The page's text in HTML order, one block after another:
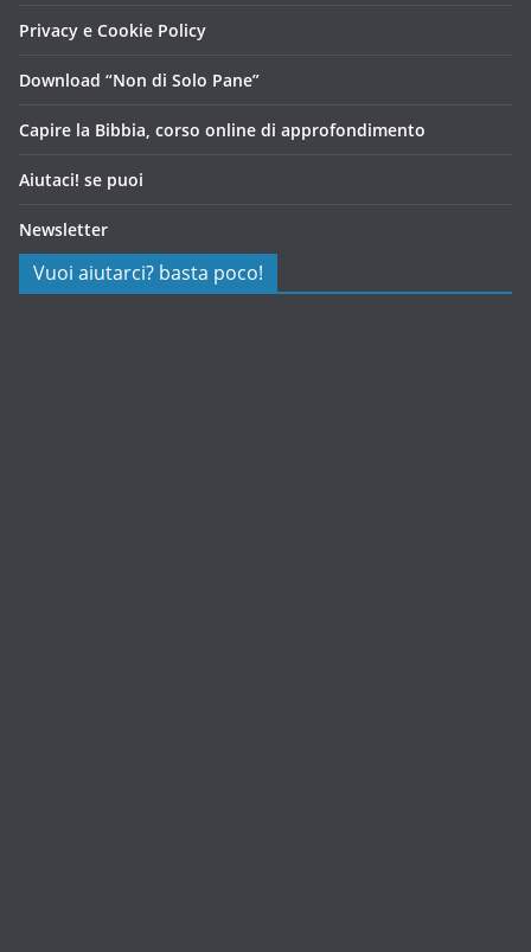
Privacy e Cookie Policy
Download “Non di Solo Pane”
Capire la Bibbia, corso online di approfondimento
Aiutaci! se puoi
Newsletter
Vuoi aiutarci? basta poco!